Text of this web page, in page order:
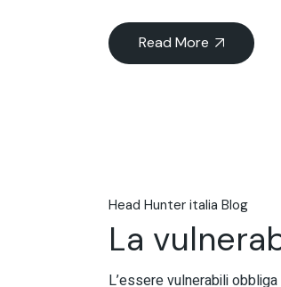
Read More
Head Hunter italia Blog
La
L’essere vulnerabili